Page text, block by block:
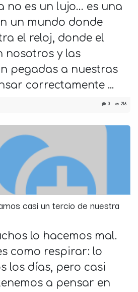
no es un lujo… es una
un mundo donde
el reloj, donde el
nosotros y las
pegadas a nuestras
correctamente ...
0 216
casi un tercio de nuestra
lo hacemos mal.
como respirar: lo
los días, pero casi
a pensar en